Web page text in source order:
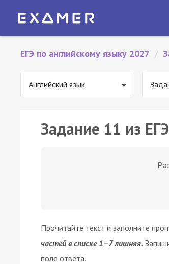
ЕГЭ по английскому языку 2027 /
Английский язык
Задание 11 из
Прочитайте текст и заполните
частей в списке 1–7 лишняя.
поле ответа.